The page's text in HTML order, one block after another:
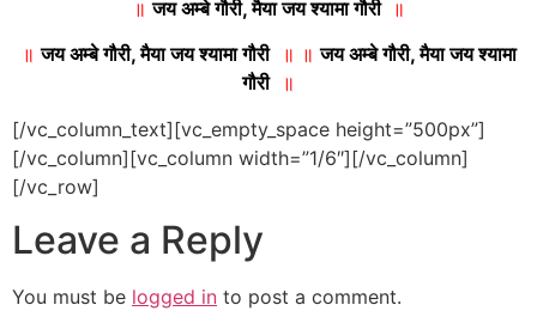
॥ जय अम्बे गौरी, मैया जय श्यामा गौरी ॥
॥ जय अम्बे गौरी, मैया जय श्यामा गौरी ॥ ॥ जय अम्बे गौरी, मैया जय श्यामा
गौरी
॥
[/vc_column_text][vc_empty_space height=”500px”]
[/vc_column][vc_column width=”1/6″][/vc_column]
[/vc_row]
Leave a Reply
You must be logged in to post a comment.